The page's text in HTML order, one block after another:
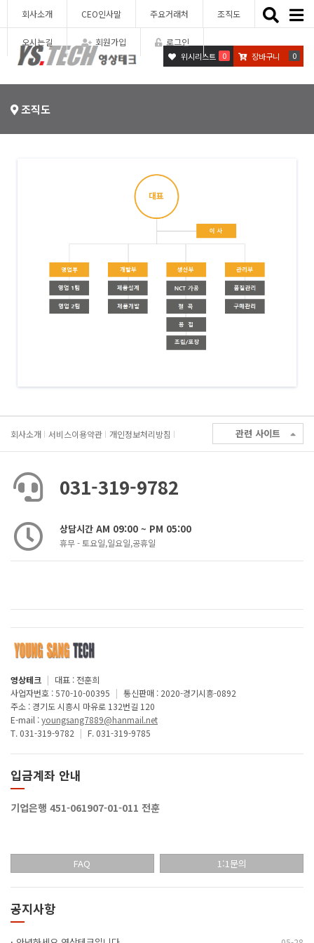
회사소개 CEO인사말 주요거래처 조직도
오시는길 회원가입 로그인
Toggle
위시리스트 0 장바구니 0
조직도
회사소개 서비스이용약관 개인정보처리방침 관련 사이트
031-319-9782
상담시간 AM 09:00 ~ PM 05:00
휴무 - 토요일,일요일,공휴일
영상테크 | 대표 : 전훈희
사업자번호 : 570-10-00395 | 통신판매 : 2020-경기시흥-0892
주소 : 경기도 시흥시 마유로 132번길 120
E-mail :youngsang7889@hanmail.net
T. 031-319-9782 | F. 031-319-9785
입금계좌 안내
기업은행 451-061907-01-011 전훈
FAQ 1:1문의
공지사항